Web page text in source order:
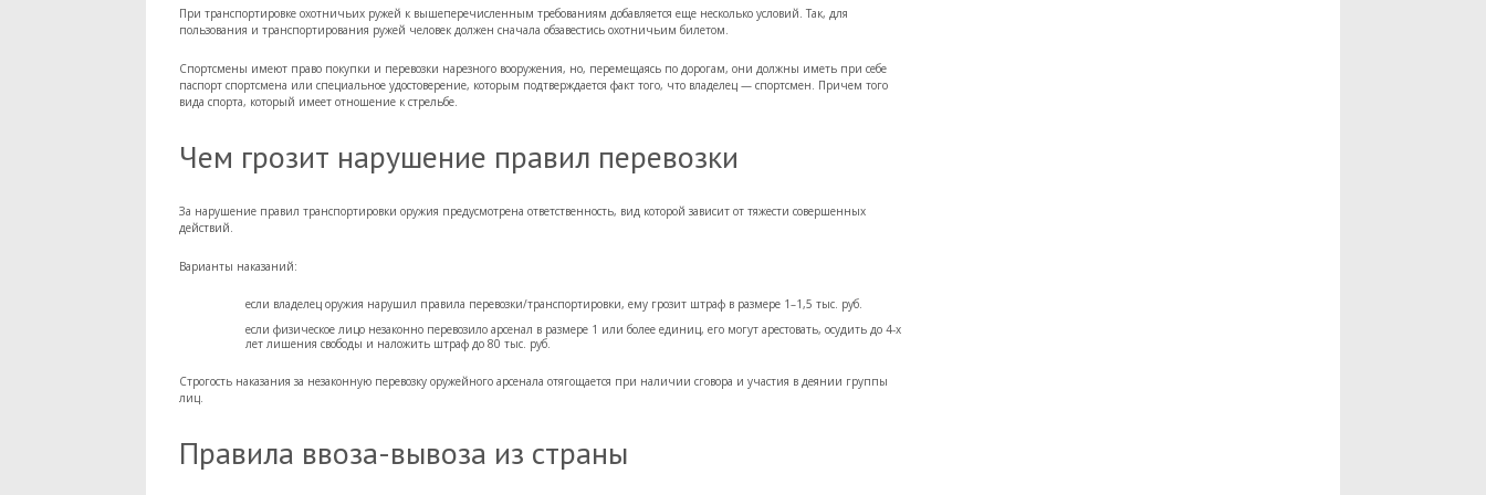
При транспортировке охотничьих ружей к вышеперечисленным требованиям добавляется еще несколько условий. Так, для
пользования и транспортирования ружей человек должен сначала обзавестись охотничьим билетом.
Спортсмены имеют право покупки и перевозки нарезного вооружения, но, перемещаясь по дорогам, они должны иметь при себе
паспорт спортсмена или специальное удостоверение, которым подтверждается факт того, что владелец — спортсмен. Причем того
вида спорта, который имеет отношение к стрельбе.
Чем грозит нарушение правил перевозки
За нарушение правил транспортировки оружия предусмотрена ответственность, вид которой зависит от тяжести совершенных
действий.
Варианты наказаний:
если владелец оружия нарушил правила перевозки/транспортировки, ему грозит штраф в размере 1–1,5 тыс. руб.
если физическое лицо незаконно перевозило арсенал в размере 1 или более единиц, его могут арестовать, осудить до 4-х
лет лишения свободы и наложить штраф до 80 тыс. руб.
Строгость наказания за незаконную перевозку оружейного арсенала отягощается при наличии сговора и участия в деянии группы
лиц.
Правила ввоза-вывоза из страны